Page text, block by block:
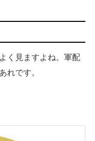
く見ますよね。軍配
れです。